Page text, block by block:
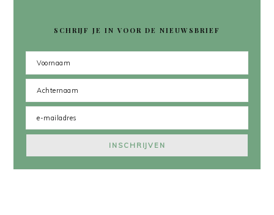
SCHRIJF JE IN VOOR DE NIEUWSBRIEF